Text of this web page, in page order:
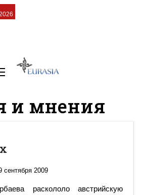
и мнения
сентября 2009
раскололо австрийскую